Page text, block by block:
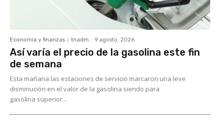
Economía y finanzas tnadm - 9 agosto, 2026
Así varía el precio de la gasolina este fin
de semana
Esta mañana las estaciones de servicio marcaron una leve
disminución en el valor de la gasolina siendo para
gasolina superior...